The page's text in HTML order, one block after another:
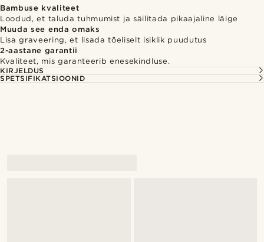
Bambuse kvaliteet
Loodud, et taluda tuhmumist ja säilitada pikaajaline läige
Muuda see enda omaks
Lisa graveering, et lisada tõeliselt isiklik puudutus
2-aastane garantii
Kvaliteet, mis garanteerib enesekindluse.
KIRJELDUS
SPETSIFIKATSIOONID